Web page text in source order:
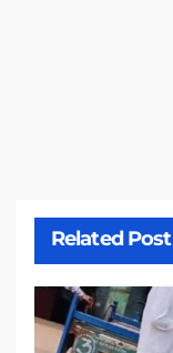
Related Post